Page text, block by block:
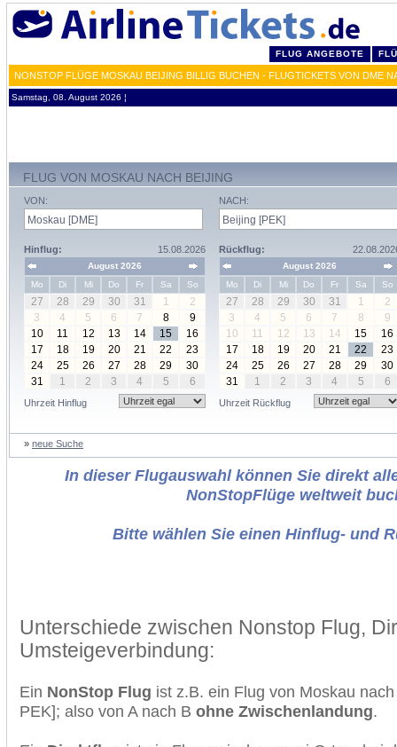
FLUG ANGEBOTE
NONSTOP FLÜGE MOSKAU BEIJING BILLIG BUCHEN - FLUGTICKETS VON DME
Samstag, 08. August 2026 ¦
FLUG VON MOSKAU NACH BEIJING
VON:
Hinflug: 15.08.2026
August 2026
Mo
Di Mi Do Fr Sa So
27 28 29 30 31 1
2
3
4 5 6 7 8
9
10
11 12 13 14 15
16
17
18 19 20 21 22
23
24
25 26 27 28 29
30
31
1 2 3 4 5 6
Uhrzeit Hinflug
NACH:
Rückflug:
August 2026
Mo
Di Mi Do Fr Sa So
27 28 29 30 31 1
2
3
4 5 6 7 8
9
10
11 12 13 14 15
16
17
18 19 20 21 22
23
24
25 26 27 28 29
30
31
1 2 3 4 5 6
Uhrzeit Rückflug
» neue Suche
In dieser Flugauswahl können Sie direkt
NonStopFlüge weltweit
Bitte wählen Sie einen Hinflug- und
Unterschiede zwischen Nonstop Flug,
Umsteigeverbindung:
Ein NonStop Flug ist z.B. ein Flug von Moskau
PEK]; also von A nach B ohne Zwischenlandung.